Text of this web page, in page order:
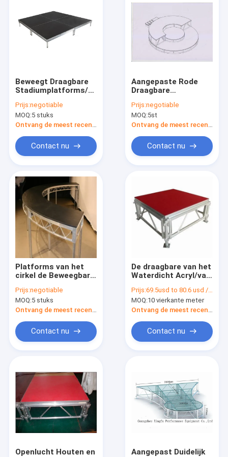
Producten
Over ons
Contacteer ons
Our Exhibition
Aluminium fase Truss
Aluminium Vierkante Bundel
De Bundel van de aluminiumdriehoek
Stage Verlichting Truss
De Gevallen van het aluminiumhulpmiddel
Beweegbaar Stadiumplatform
Beweegt Draagbare
Stadiumplatforms/het
Stadiumplatform
met Triplex
Prijs:negotiable
MOQ:5 stuks
Ontvang de meest recente Prijs
Contact nu
Aangepaste Rode
Draagbare
voor Koorstadium
Prijs:negotiable
MOQ:5st
Ontvang de meest recente Prijs
Contact nu
Platforms van het
cirkel de Beweegbare
Stadium/Tijdelijke
Stadiumplatforms
Prijs:negotiable
MOQ:5 stuks
Ontvang de meest recente Prijs
Contact nu
De draagbare van het
Waterdicht Acryl/van
Zware Lading Triplex
Tijdelijke Stadium
Regelbare Hoogte
Prijs:69.5usd to 80.6 usd / square meter
MOQ:10 vierkante meter
Ontvang de meest recente Prijs
Contact nu
Openlucht Houten en
Aangepast Duidelijk